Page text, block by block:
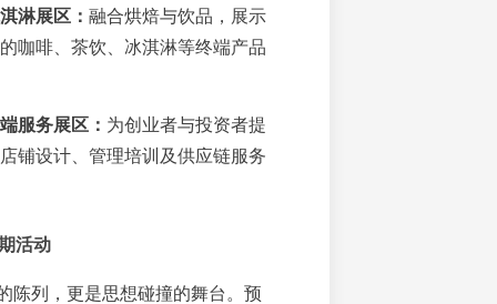
淋展区： 融合烘焙与饮品，展示
咖啡、茶饮、冰淇淋等终端产品
服务展区： 为创业者与投资者提
铺设计、管理培训及供应链服务
活动
陈列，更是思想碰撞的舞台。预